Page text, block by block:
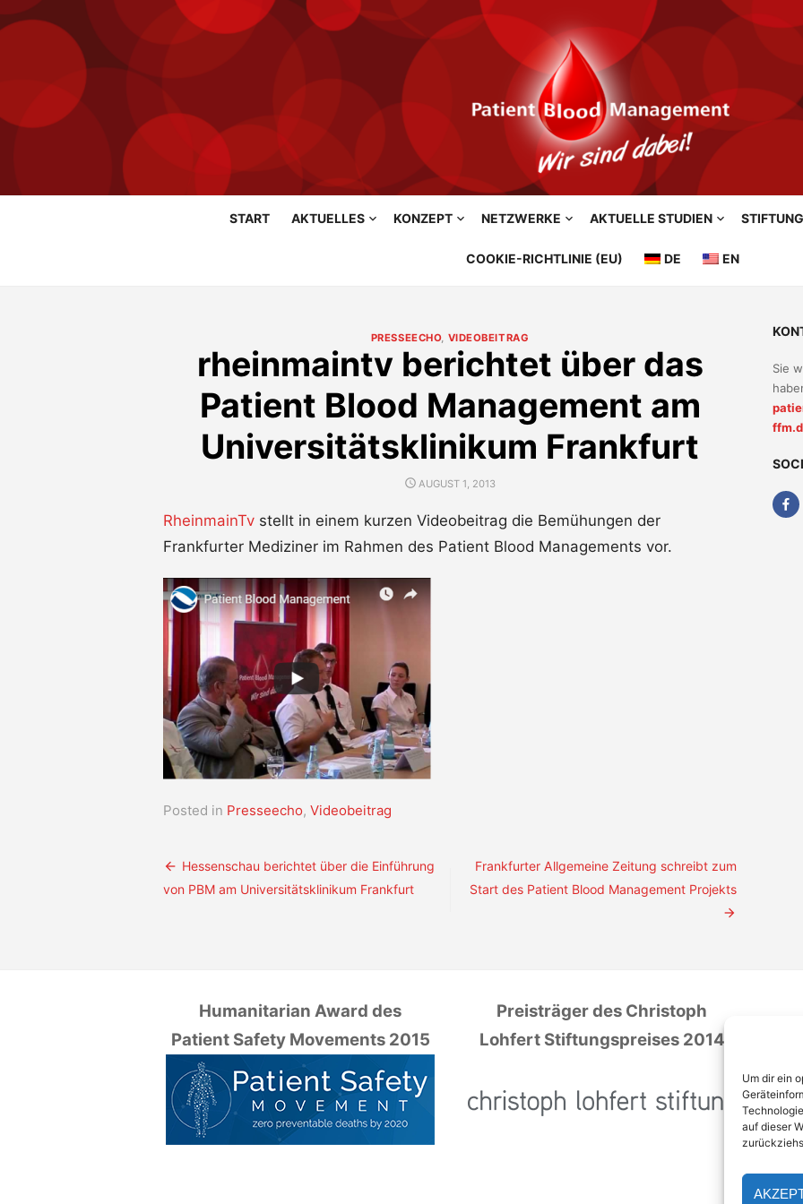
Um dir ein
auf dieser
START AKTUELLES KONZEPT NETZWERKE AKTUELLE STUDIEN STIFTUNG
COOKIE-RICHTLINIE (EU) DE EN
PRESSEECHO, VIDEOBEITRAG
rheinmaintv berichtet über das
Patient Blood Management am
Universitätsklinikum Frankfurt
POSTED
AUGUST 1, 2013
RheinmainTv stellt in einem kurzen Videobeitrag die Bemühungen der
Frankfurter Mediziner im Rahmen des Patient Blood Managements vor.
Posted in Presseecho, Videobeitrag
Beitragsnavigation
Hessenschau berichtet über die Einführung
von PBM am Universitätsklinikum Frankfurt
Frankfurter Allgemeine Zeitung schreibt zum
Start des Patient Blood Management Projekts
Sie
Humanitarian Award des
Patient Safety Movements 2015
Preisträger des Christoph
Lohfert Stiftungspreises 2014